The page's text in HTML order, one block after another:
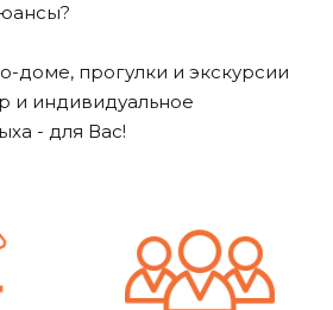
доме, прогулки и экскурсии
и индивидуальное
- для Вас!